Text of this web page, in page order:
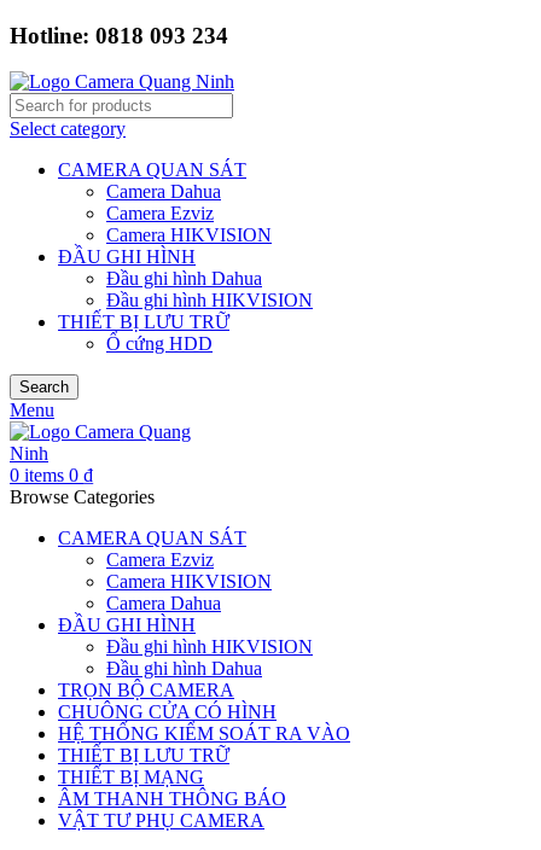
Hotline: 0818 093 234
Select category
CAMERA QUAN SÁT
Camera Dahua
Camera Ezviz
Camera HIKVISION
ĐẦU GHI HÌNH
Đầu ghi hình Dahua
Đầu ghi hình HIKVISION
THIẾT BỊ LƯU TRỮ
Ổ cứng HDD
Search
Menu
0 items 0 ₫
Browse Categories
CAMERA QUAN SÁT
Camera Ezviz
Camera HIKVISION
Camera Dahua
ĐẦU GHI HÌNH
Đầu ghi hình HIKVISION
Đầu ghi hình Dahua
TRỌN BỘ CAMERA
CHUÔNG CỬA CÓ HÌNH
HỆ THỐNG KIỂM SOÁT RA VÀO
THIẾT BỊ LƯU TRỮ
THIẾT BỊ MẠNG
ÂM THANH THÔNG BÁO
VẬT TƯ PHỤ CAMERA